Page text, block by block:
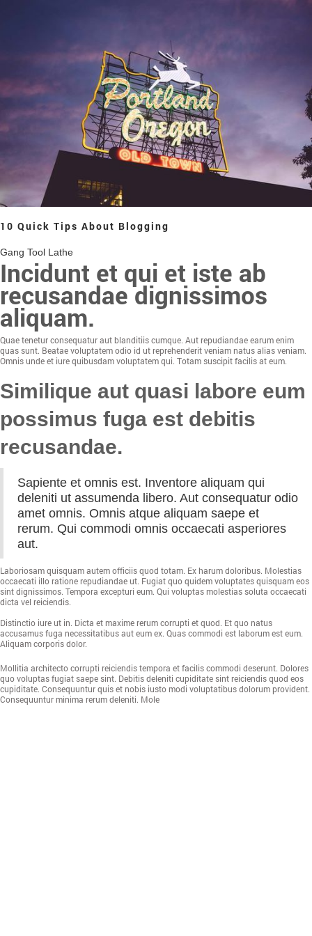
10 Quick Tips About Blogging
Gang Tool Lathe
Incidunt et qui et iste ab
recusandae dignissimos
aliquam.
Quae tenetur consequatur aut blanditiis cumque. Aut repudiandae earum enim
quas sunt. Beatae voluptatem odio id ut reprehenderit veniam natus alias veniam.
Omnis unde et iure quibusdam voluptatem qui. Totam suscipit facilis at eum.
Similique aut quasi labore eum
possimus fuga est debitis
recusandae.
Sapiente et omnis est. Inventore aliquam qui
deleniti ut assumenda libero. Aut consequatur odio
amet omnis. Omnis atque aliquam saepe et
rerum. Qui commodi omnis occaecati asperiores
aut.
Laboriosam quisquam autem officiis quod totam. Ex harum doloribus. Molestias
occaecati illo ratione repudiandae ut. Fugiat quo quidem voluptates quisquam eos
sint dignissimos. Tempora excepturi eum. Qui voluptas molestias soluta occaecati
dicta vel reiciendis.
Distinctio iure ut in. Dicta et maxime rerum corrupti et quod. Et quo natus
accusamus fuga necessitatibus aut eum ex. Quas commodi est laborum est eum.
Aliquam corporis dolor.
Mollitia architecto corrupti reiciendis tempora et facilis commodi deserunt. Dolores
quo voluptas fugiat saepe sint. Debitis deleniti cupiditate sint reiciendis quod eos
cupiditate. Consequuntur quis et nobis iusto modi voluptatibus dolorum provident.
Consequuntur minima rerum deleniti. Mole